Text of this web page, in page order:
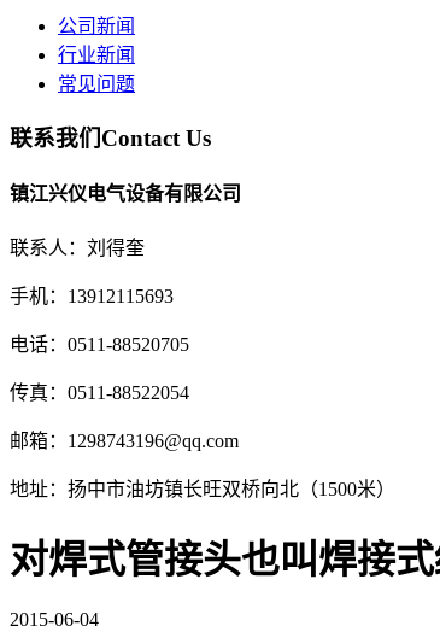
公司新闻
行业新闻
常见问题
联系我们Contact Us
镇江兴仪电气设备有限公司
联系人：刘得奎
手机：13912115693
电话：0511-88520705
传真：0511-88522054
邮箱：1298743196@qq.com
地址：扬中市油坊镇长旺双桥向北（1500米）
对焊式管接头也叫焊接
2015-06-04